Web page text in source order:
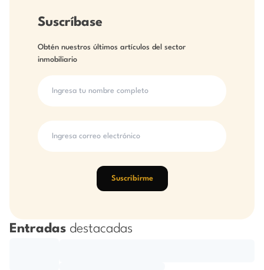
Suscríbase
Obtén nuestros últimos artículos del sector
inmobiliario
Suscribirme
Entradas destacadas